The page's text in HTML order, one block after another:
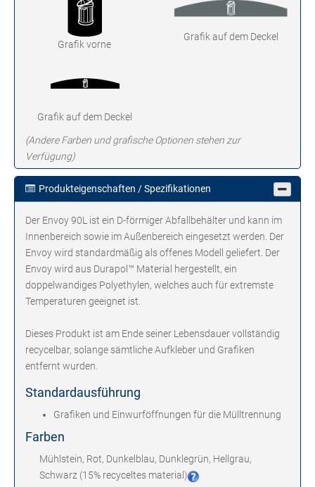
Grafik vorne
Grafik auf dem Deckel
Grafik auf dem Deckel
(Andere Farben und grafische Optionen stehen zur
Verfügung)
Produkteigenschaften / Spezifikationen
Der Envoy 90L ist ein D-förmiger Abfallbehälter und kann im
Innenbereich sowie im Außenbereich eingesetzt werden. Der
Envoy wird standardmäßig als offenes Modell geliefert. Der
Envoy wird aus Durapol™ Material hergestellt, ein
doppelwandiges Polyethylen, welches auch für extremste
Temperaturen geeignet ist.
Dieses Produkt ist am Ende seiner Lebensdauer vollständig
recycelbar, solange sämtliche Aufkleber und Grafiken
entfernt wurden.
Standardausführung
Grafiken und Einwurföffnungen für die Mülltrennung
Farben
Mühlstein, Rot, Dunkelblau, Dunklegrün, Hellgrau,
Schwarz (15% recyceltes material)